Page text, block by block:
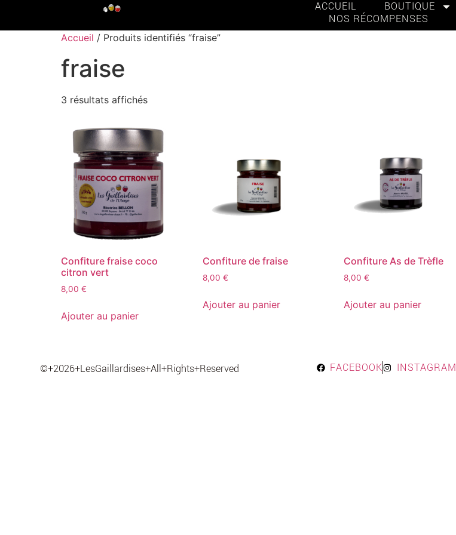
ACCUEIL BOUTIQUE
NOS RÉCOMPENSES
Accueil / Produits identifiés “fraise”
fraise
3 résultats affichés
Confiture fraise coco
citron vert
8,00 €
Ajouter au panier
Confiture de fraise
8,00 €
Ajouter au panier
Confiture As de Trèfle
8,00€
Ajouter au panier
©+2026+LesGaillardises+All+Rights+Reserved FACEBOOK INSTAGRAM